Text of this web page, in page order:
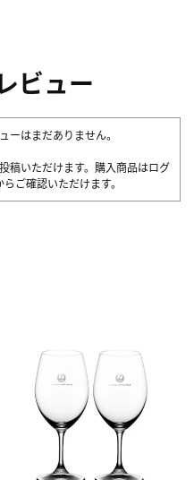
ビュー
ーはまだありません。
稿いただけます。購入商品はログ
らご確認いただけます。